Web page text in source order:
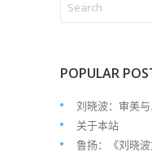
POPULAR
刘晓波：审美
关于本站
鲁扬：《刘晓波